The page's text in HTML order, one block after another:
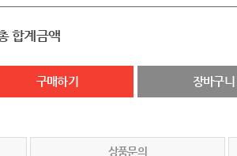
감
증
합계금액
구매하기 장바구니
상품문의